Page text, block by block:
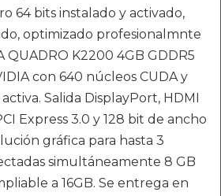
64 bits instalado y activado,
optimizado profesionalmnte
QUADRO K2200 4GB GDDR5
con 640 núcleos CUDA y
Salida DisplayPort, HDMI
Express 3.0 y 128 bit de ancho
gráfica para hasta 3
simultáneamente 8 GB
a 16GB. Se entrega en